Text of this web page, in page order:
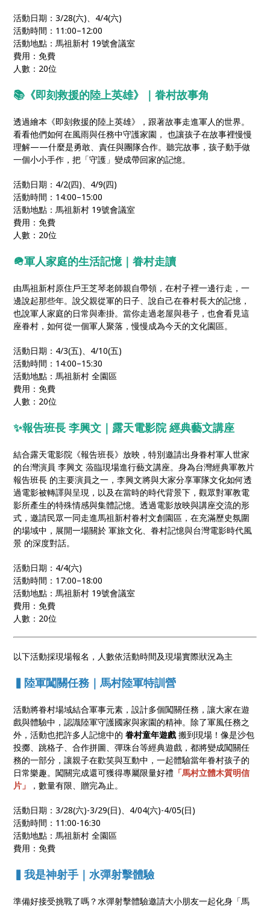
活動日期：3/28(六)、4/4(六)
活動時間：11:00–12:00
活動地點：馬祖新村 19號會議室
費用：免費
人數：20位
📚《即刻救援的陸上英雄》｜眷村故事⾓
透過繪本《即刻救援的陸上英雄》，跟著故事⾛進軍⼈的世界。
看看他們如何在⾵⾬與任務中守護家園， 也讓孩⼦在故事裡慢慢
理解——什麼是勇敢、責任與團隊合作。聽完故事，孩⼦動⼿做
⼀個⼩⼩⼿作，把「守護」變成帶回家的記憶。
活動日期：4/2(四)、4/9(四)
活動時間：14:00–15:00
活動地點：馬祖新村 19號會議室
費用：免費
人數：20位
🪖軍⼈家庭的⽣活記憶｜眷村⾛讀
由⾺祖新村原住戶王芝琴⽼師親⾃帶領，在村⼦裡⼀邊⾏⾛，⼀
邊說起那些年。說⽗親從軍的⽇⼦、說⾃⼰在眷村⻑⼤的記憶，
也說軍⼈家庭的⽇常與牽掛。當你⾛過⽼屋與巷⼦，也會看⾒這
座眷村，如何從⼀個軍⼈聚落，慢慢成為今天的⽂化園區。
活動日期：4/3(五)、4/10(五)
活動時間：14:00–15:30
活動地點：馬祖新村 全園區
費用：免費
人數：20位
✨報告班長 李興文｜露天電影院 經典藝文講座
結合露天電影院《報告班長》放映，特別邀請出身眷村軍人世家
的台灣演員 李興文 蒞臨現場進行藝文講座。身為台灣經典軍教片
報告班長 的主要演員之一，李興文將與大家分享軍隊文化如何透
過電影被轉譯與呈現，以及在當時的時代背景下，觀眾對軍教電
影所產生的特殊情感與集體記憶。透過電影放映與講座交流的形
式，邀請民眾一同走進馬祖新村眷村文創園區，在充滿歷史氛圍
的場域中，展開一場關於 軍旅文化、眷村記憶與台灣電影時代風
景 的深度對話。
活動日期：4/4(六)
活動時間：17:00–18:00
活動地點：馬祖新村 19號會議室
費用：免費
人數：20位
以下活動採現場報名，人數依活動時間及現場實際狀況為主
▍陸軍闖關任務｜⾺村陸軍特訓營
活動將眷村場域結合軍事元素，設計多個闖關任務，讓大家在遊
戲與體驗中，認識陸軍守護國家與家園的精神。除了軍風任務之
外，活動也把許多人記憶中的 眷村童年遊戲搬到現場！像是沙包
投擲、跳格子、合作拼圖、彈珠台等經典遊戲，都將變成闖關任
務的一部分，讓親子在歡笑與互動中，一起體驗當年眷村孩子的
日常樂趣。闖關完成還可獲得專屬限量好禮 「馬村立體木質明信
片」
，數量有限、贈完為止。
活動日期：3/28(六)-3/29(⽇)、4/04(六)-4/05(日)
活動時間：11:00-16:30
活動地點：馬祖新村 全園區
費用：免費
▍我是神射手｜⽔彈射擊體驗
準備好接受挑戰了嗎？水彈射擊體驗邀請大小朋友一起化身「馬